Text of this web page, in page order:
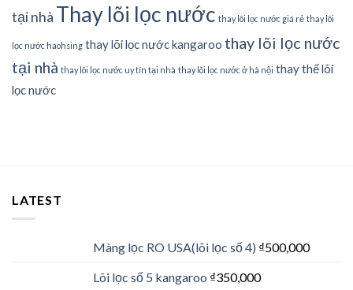
tại nhà Thay lõi lọc nước thay lõi lọc nước giá rẻ thay lõi
lọc nước haohsing thay lõi lọc nước kangaroo thay lõi lọc nước
tại nhà thay lõi lọc nước uy tín tại nhà thay lõi lọc nước ở hà nội thay thế lõi
lọc nước
LATEST
Màng lọc RO USA(lõi lọc số 4) ₫500,000
Lõi lọc số 5 kangaroo ₫350,000